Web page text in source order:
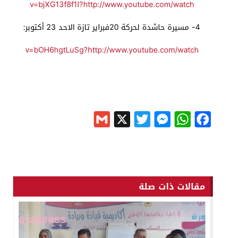
http://www.youtube.com/watch
?
v=bjXG13f8f1I
http://www.youtube.com/watch
?
v=bOH6hgtLuSg
Facebook
WhatsApp
Messenger
Twitter
X
مقالات ذات صلة